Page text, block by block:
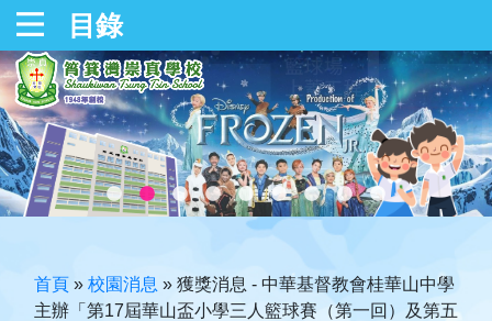
目錄
首頁 » 校園消息 » 獲獎消息 - 中華基督教會桂華山中學
主辦「第17屆華山盃小學三人籃球賽（第一回）及第五